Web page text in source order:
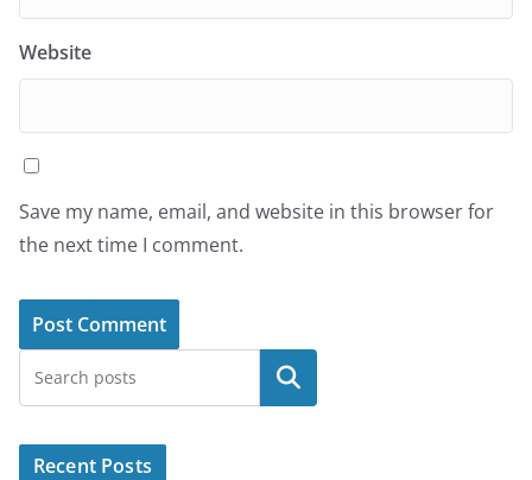
Website
Save my name, email, and website in this browser for
the next time I comment.
Search
Recent Posts